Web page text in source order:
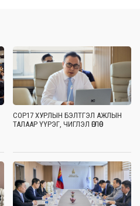
COP17 ХУРЛЫН БЭЛТГЭЛ АЖЛЫН
ТАЛААР ҮҮРЭГ, ЧИГЛЭЛ ӨГЛӨӨ